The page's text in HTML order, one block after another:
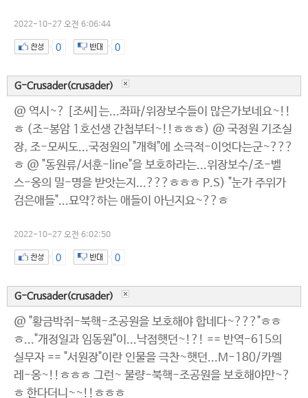
2022-10-27 오전 6:06:44
0 0
G-Crusader(crusader)
@ 역시~? [조씨]는...좌파/위장보수들이 많은가보네요~!!
ㅎ (조-봉암 1호선생 간첩부터~!!ㅎㅎㅎ) @ 국정원 기조실
장, 조-모씨도...국정원의 "개혁"에 소극적-이엇다는군~???
ㅎ @ "동원류/서훈-line"을 보호하라는...위장보수/조-벨
스-옹의 밀-명을 받앗는지...???ㅎㅎㅎ P.S) "눈가 주위가
검은애들"...묘약?하는 애들이 아닌지요~??ㅎ
2022-10-27 오전 6:02:50
0 0
G-Crusader(crusader)
@ "황금박쥐-북핵-조공원을 보호해야 합네다~???"ㅎㅎ
ㅎ..."개정일과 임동원"이...낙점햇던~!?! == 반역-615의
실무자 == "서원장"이란 인물을 극찬~햇던...M-180/카멜
레-옹~!!ㅎㅎㅎ 그런~ 불량-북핵-조공원을 보호해야만~?
ㅎ 한다더니~~!!ㅎㅎㅎ